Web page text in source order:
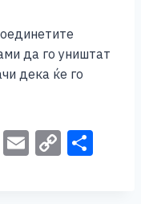
да го уништат
дека ќе го
Vi E C